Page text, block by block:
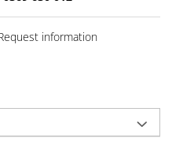
information